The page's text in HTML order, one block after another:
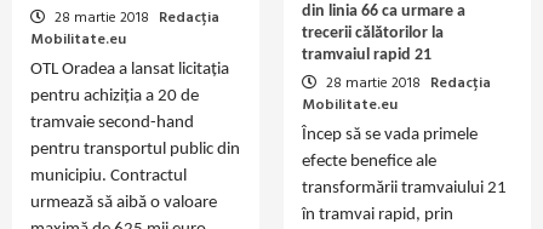
28 martie 2018 Redacția
Mobilitate.eu
OTL Oradea a lansat licitația
pentru achiziția a 20 de
tramvaie second-hand
pentru transportul public din
municipiu. Contractul
urmează să aibă o valoare
din linia 66 ca urmare a
trecerii călătorilor la
tramvaiul rapid 21
28 martie 2018 Redacția
Mobilitate.eu
Încep să se vada primele
efecte benefice ale
transformării tramvaiului 21
în tramvai rapid, prin